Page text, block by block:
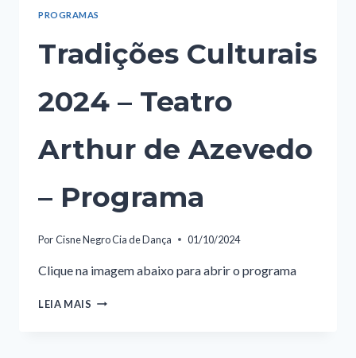
PROGRAMAS
Tradições Culturais
2024 – Teatro
Arthur de Azevedo
– Programa
PorCisne Negro Cia de Dança 01/10/2024
Clique na imagem abaixo para abrir o programa
LEIA MAIS TRADIÇÕES